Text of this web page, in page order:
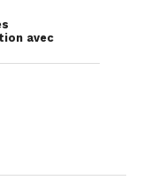
avec